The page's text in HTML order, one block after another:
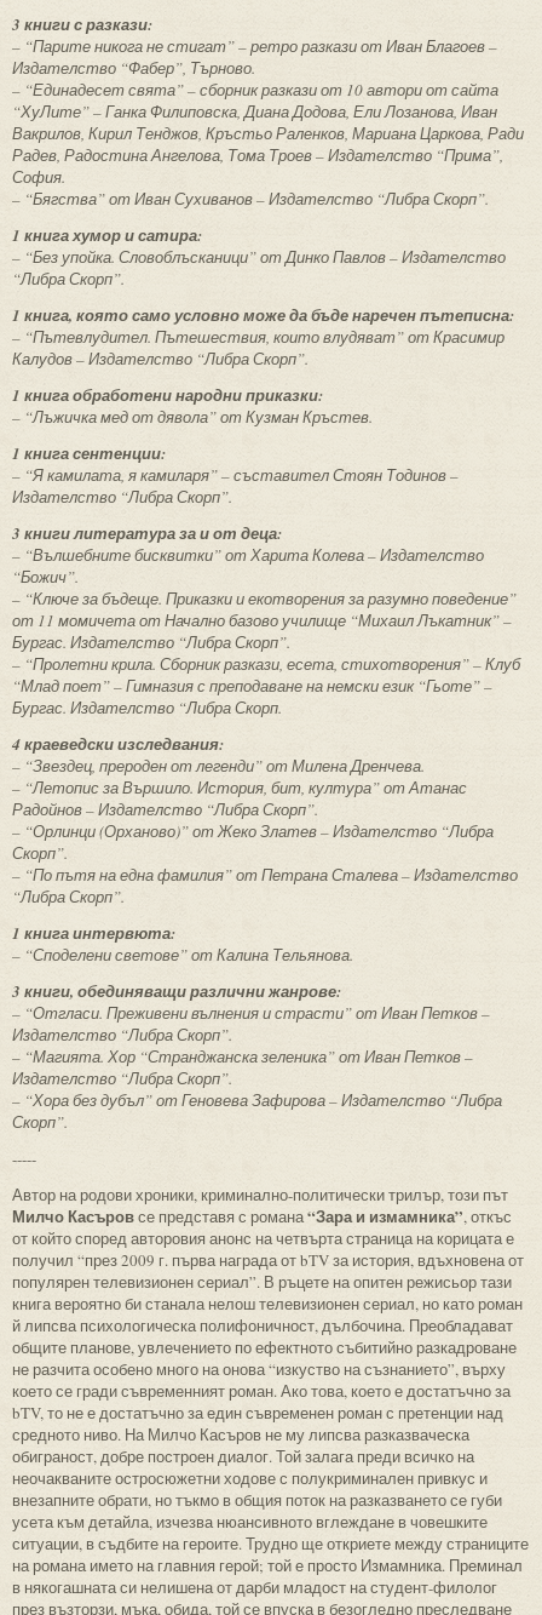
3 книги с разкази:
– “Парите никога не стигат” – ретро разкази от Иван Благоев –
Издателство “Фабер”, Търново.
– “Единадесет свята” – сборник разкази от 10 автори от сайта
“ХуЛите” – Ганка Филиповска, Диана Додова, Ели Лозанова, Иван
Вакрилов, Кирил Тенджов, Кръстьо Раленков, Мариана Царкова, Ради
Радев, Радостина Ангелова, Тома Троев – Издателство “Прима”,
София.
– “Бягства” от Иван Сухиванов – Издателство “Либра Скорп”.
1 книга хумор и сатира:
– “Без упойка. Словоблъсканици” от Динко Павлов – Издателство
“Либра Скорп”.
1 книга, която само условно може да бъде наречен пътеписна:
– “Пътевлудител. Пътешествия, които влудяват” от Красимир
Калудов – Издателство “Либра Скорп”.
1 книга обработени народни приказки:
– “Лъжичка мед от дявола” от Кузман Кръстев.
1 книга сентенции:
– “Я камилата, я камиларя” – съставител Стоян Тодинов –
Издателство “Либра Скорп”.
3 книги литература за и от деца:
– “Вълшебните бисквитки” от Харита Колева – Издателство
“Божич”.
– “Ключе за бъдеще. Приказки и екотворения за разумно поведение”
от 11 момичета от Начално базово училище “Михаил Лъкатник” –
Бургас. Издателство “Либра Скорп”.
– “Пролетни крила. Сборник разкази, есета, стихотворения” – Клуб
“Млад поет” – Гимназия с преподаване на немски език “Гьоте” –
Бургас. Издателство “Либра Скорп.
4 краеведски изследвания:
– “Звездец, прероден от легенди” от Милена Дренчева.
– “Летопис за Вършило. История, бит, култура” от Атанас
Радойнов – Издателство “Либра Скорп”.
– “Орлинци (Орханово)” от Жеко Златев – Издателство “Либра
Скорп”.
– “По пътя на една фамилия” от Петрана Сталева – Издателство
“Либра Скорп”.
1 книга интервюта:
– “Споделени светове” от Калина Тельянова.
3 книги, обединяващи различни жанрове:
– “Отгласи. Преживени вълнения и страсти” от Иван Петков –
Издателство “Либра Скорп”.
– “Магията. Хор “Странджанска зеленика” от Иван Петков –
Издателство “Либра Скорп”.
– “Хора без дубъл” от Геновева Зафирова – Издателство “Либра
Скорп”.
-----
Автор на родови хроники, криминално-политически трилър, този път
Милчо Касъровсе представя с романа“Зара и измамника”, откъс
от който според авторовия анонс на четвърта страница на корицата е
получил “през 2009 г. първа награда от bTV за история, вдъхновена от
популярен телевизионен сериал”. В ръцете на опитен режисьор тази
книга вероятно би станала нелош телевизионен сериал, но като роман
й липсва психологическа полифоничност, дълбочина. Преобладават
общите планове, увлечението по ефектното събитийно разкадроване
не разчита особено много на онова “изкуство на съзнанието”, върху
което се гради съвременният роман. Ако това, което е достатъчно за
bTV, то не е достатъчно за един съвременен роман с претенции над
средното ниво. На Милчо Касъров не му липсва разказваческа
обиграност, добре построен диалог. Той залага преди всичко на
неочакваните остросюжетни ходове с полукриминален привкус и
внезапните обрати, но тъкмо в общия поток на разказването се губи
усета към детайла, изчезва нюансивното вглеждане в човешките
ситуации, в съдбите на героите. Трудно ще откриете между страниците
на романа името на главния герой; той е просто Измамника. Преминал
в някогашната си нелишена от дарби младост на студент-филолог
през възторзи, мъка, обида, той се впуска в безогледно преследване